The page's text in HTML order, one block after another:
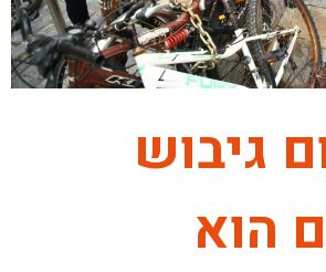
גיבוש
הוא